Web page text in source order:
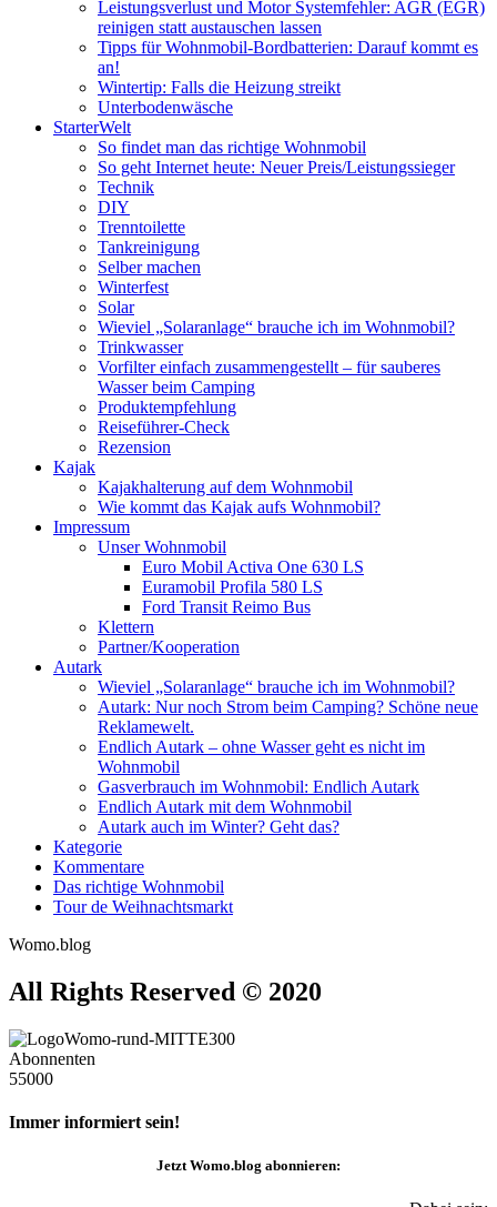
Leistungsverlust und Motor Systemfehler: AGR (EGR)
reinigen statt austauschen lassen
Tipps für Wohnmobil-Bordbatterien: Darauf kommt es
an!
Wintertip: Falls die Heizung streikt
Unterbodenwäsche
StarterWelt
So findet man das richtige Wohnmobil
So geht Internet heute: Neuer Preis/Leistungssieger
Technik
DIY
Trenntoilette
Tankreinigung
Selber machen
Winterfest
Solar
Wieviel „Solaranlage“ brauche ich im Wohnmobil?
Trinkwasser
Vorfilter einfach zusammengestellt – für sauberes
Wasser beim Camping
Produktempfehlung
Reiseführer-Check
Rezension
Kajak
Kajakhalterung auf dem Wohnmobil
Wie kommt das Kajak aufs Wohnmobil?
Impressum
Unser Wohnmobil
Euro Mobil Activa One 630 LS
Euramobil Profila 580 LS
Ford Transit Reimo Bus
Klettern
Partner/Kooperation
Autark
Wieviel „Solaranlage“ brauche ich im Wohnmobil?
Autark: Nur noch Strom beim Camping? Schöne neue
Reklamewelt.
Endlich Autark – ohne Wasser geht es nicht im
Wohnmobil
Gasverbrauch im Wohnmobil: Endlich Autark
Endlich Autark mit dem Wohnmobil
Autark auch im Winter? Geht das?
Kategorie
Kommentare
Das richtige Wohnmobil
Tour de Weihnachtsmarkt
Womo.blog
All Rights Reserved © 2020
Abonnenten
55000
Immer informiert sein!
JetztWomo.blog abonnieren: